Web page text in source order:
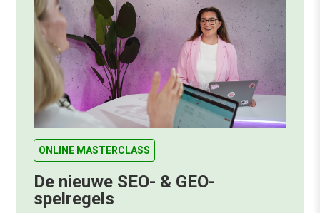
ONLINE MASTERCLASS
De nieuwe SEO- & GEO-
spelregels